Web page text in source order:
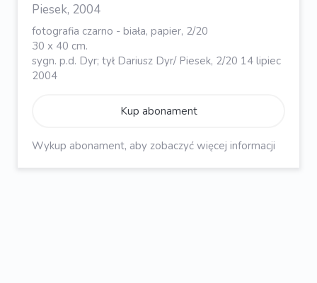
Piesek, 2004
fotografia czarno - biała, papier, 2/20
30 x 40 cm.
sygn. p.d. Dyr; tył Dariusz Dyr/ Piesek, 2/20 14 lipiec
2004
Kup abonament
Wykup abonament, aby zobaczyć więcej informacji